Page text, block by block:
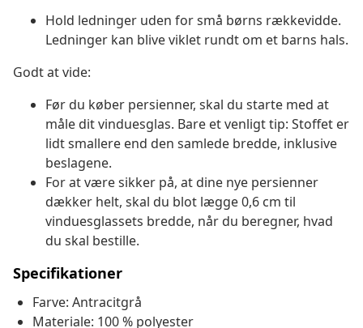
Hold ledninger uden for små børns rækkevidde.
Ledninger kan blive viklet rundt om et barns hals.
Godt at vide:
Før du køber persienner, skal du starte med at
måle dit vinduesglas. Bare et venligt tip: Stoffet er
lidt smallere end den samlede bredde, inklusive
beslagene.
For at være sikker på, at dine nye persienner
dækker helt, skal du blot lægge 0,6 cm til
vinduesglassets bredde, når du beregner, hvad
du skal bestille.
Specifikationer
Farve: Antracitgrå
Materiale: 100 % polyester